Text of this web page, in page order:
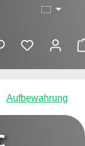
Aufbewahrung